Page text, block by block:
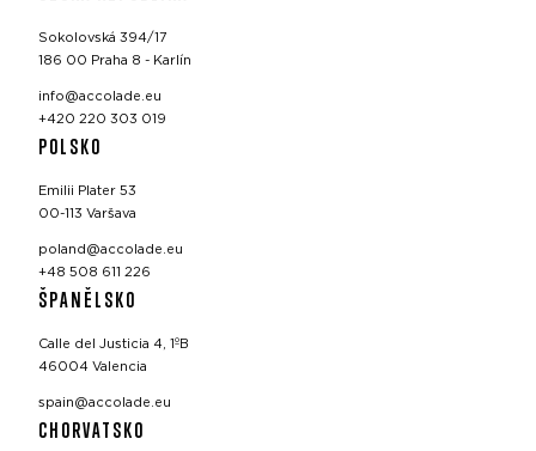
Sokolovská 394/17
186 00 Praha 8 - Karlín
info@accolade.eu
+420 220 303 019
POLSKO
Emilii Plater 53
00-113 Varšava
poland@accolade.eu
+48 508 611 226
ŠPANĚLSKO
Calle del Justicia 4, 1ºB
46004 Valencia
spain@accolade.eu
CHORVATSKO